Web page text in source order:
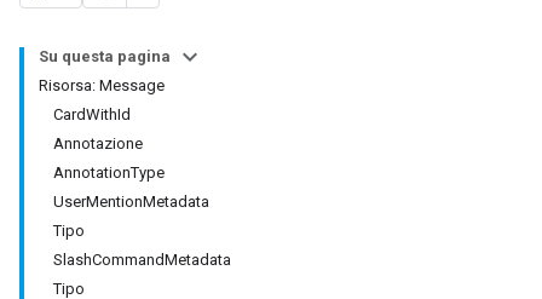
Su questa pagina
Risorsa: Message
CardWithId
Annotazione
AnnotationType
UserMentionMetadata
Tipo
SlashCommandMetadata
Tipo